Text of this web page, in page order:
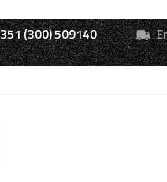
(300) 509140